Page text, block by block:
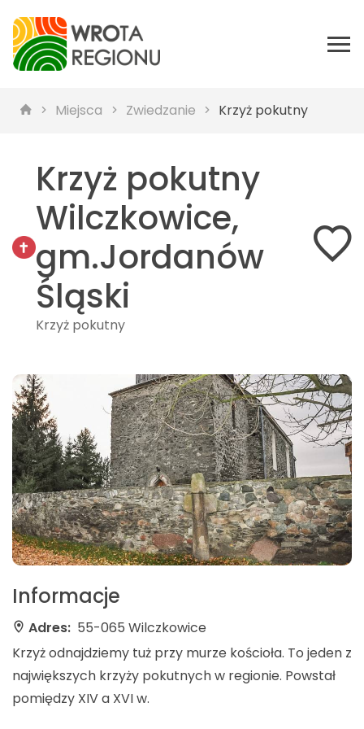
Miejsca Zwiedzanie Krzyż pokutny
Krzyż pokutny
Wilczkowice,
gm.Jordanów
Śląski
Krzyż pokutny
Informacje
Adres: 55-065 Wilczkowice
Krzyż odnajdziemy tuż przy murze kościoła. To jeden z
największych krzyży pokutnych w regionie. Powstał
pomiędzy XIV a XVI w.